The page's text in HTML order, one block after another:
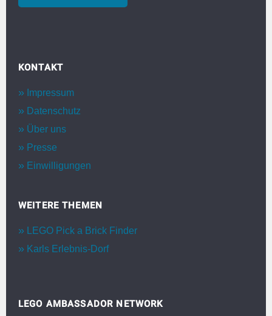
KONTAKT
Impressum
Datenschutz
Über uns
Presse
Einwilligungen
WEITERE THEMEN
LEGO Pick a Brick Finder
Karls Erlebnis-Dorf
LEGO AMBASSADOR NETWORK